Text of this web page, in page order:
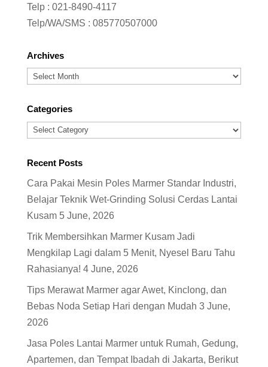
Telp : 021-8490-4117
Telp/WA/SMS : 085770507000
Archives
Archives
Categories
Categories
Recent Posts
Cara Pakai Mesin Poles Marmer Standar Industri,
Belajar Teknik Wet-Grinding Solusi Cerdas Lantai
Kusam 5 June, 2026
Trik Membersihkan Marmer Kusam Jadi
Mengkilap Lagi dalam 5 Menit, Nyesel Baru Tahu
Rahasianya! 4 June, 2026
Tips Merawat Marmer agar Awet, Kinclong, dan
Bebas Noda Setiap Hari dengan Mudah 3 June,
2026
Jasa Poles Lantai Marmer untuk Rumah, Gedung,
Apartemen, dan Tempat Ibadah di Jakarta, Berikut